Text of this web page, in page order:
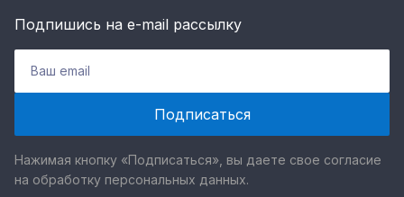
Подпишись на e-mail рассылку
Нажимая кнопку «Подписаться», вы даете свое согласие
на обработку персональных данных.